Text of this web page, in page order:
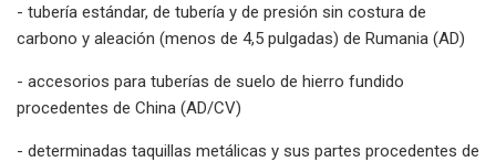
- tubería estándar, de tubería y de presión sin costura de
carbono y aleación (menos de 4,5 pulgadas) de Rumania (AD)
- accesorios para tuberías de suelo de hierro fundido
procedentes de China (AD/CV)
- determinadas taquillas metálicas y sus partes procedentes de